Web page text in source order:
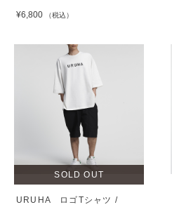
¥6,800 （税込）
SOLD OUT
URUHA ロゴTシャツ /